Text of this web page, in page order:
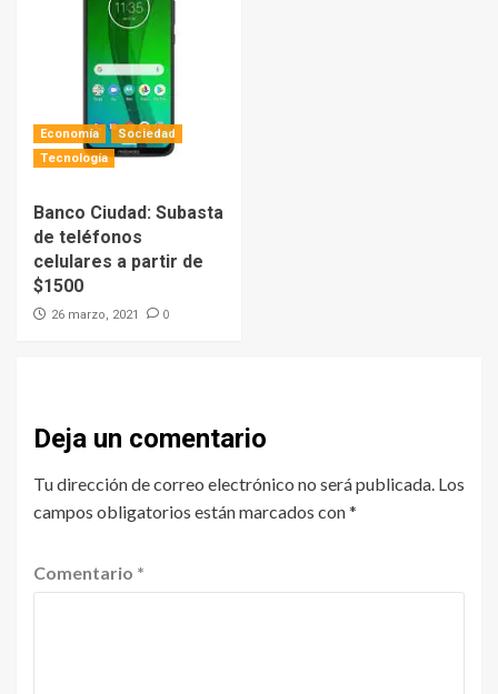
Economía
Sociedad
Tecnología
Banco Ciudad: Subasta
de teléfonos
celulares a partir de
$1500
26 marzo, 2021 0
Deja un comentario
Tu dirección de correo electrónico no será publicada. Los
campos obligatorios están marcados con*
Comentario *